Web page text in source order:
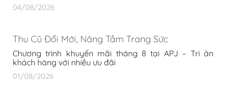
04/08/2026
Thu Cũ Đổi Mới, Nâng Tầm Trang Sức
Chương trình khuyến mãi tháng 8 tại APJ – Tri ân
khách hàng với nhiều ưu đãi
01/08/2026